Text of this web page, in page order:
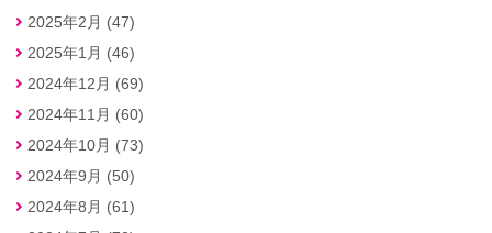
2025年2月 (47)
2025年1月 (46)
2024年12月 (69)
2024年11月 (60)
2024年10月 (73)
2024年9月 (50)
2024年8月 (61)